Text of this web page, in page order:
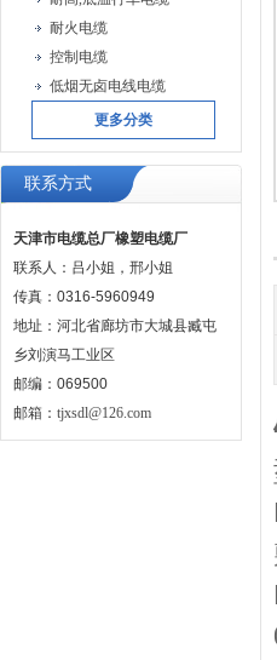
耐火电缆
控制电缆
低烟无卤电线电缆
更多分类
联系方式
天津市电缆总厂橡塑电缆厂
联系人：吕小姐，邢小姐
传真：0316-5960949
地址：河北省廊坊市大城县臧屯
乡刘演马工业区
邮编：069500
邮箱： tjxsdl@126.com